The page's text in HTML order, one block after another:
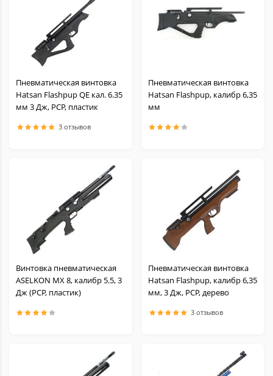
Пневматическая винтовка
Hatsan Flashpup QE кал. 6.35
мм 3 Дж, PCP, пластик
3 отзывов
Пневматическая винтовка
Hatsan Flashpup, калибр 6,35
мм
Винтовка пневматическая
ASELKON MX 8, калибр 5.5, 3
Дж (РСР, пластик)
Пневматическая винтовка
Hatsan Flashpup, калибр 6,35
мм, 3 Дж, PCP, дерево
3 отзывов